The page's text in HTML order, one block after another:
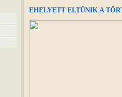
EHELYETT ELTŰNIK A